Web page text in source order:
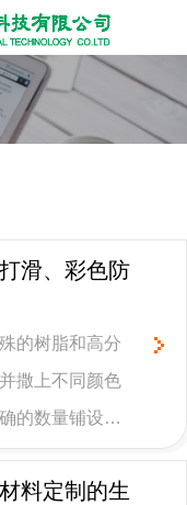
滑、彩色防
的树脂和高分
撒上不同颜色
的数量铺设而
应用高速公
警示路段、弯
料定制的生